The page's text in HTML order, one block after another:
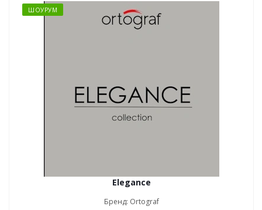
ШОУРУМ
Elegance
Бренд: Ortograf